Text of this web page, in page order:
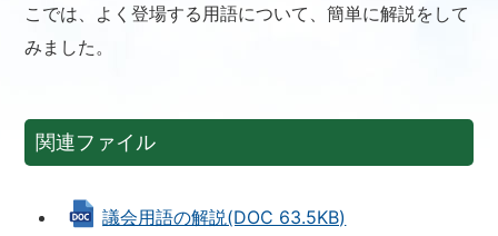
こでは、よく登場する用語について、簡単に解説をして
みました。
関連ファイル
議会用語の解説(DOC 63.5KB)